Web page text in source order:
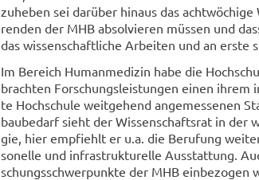
zu­he­ben sei dar­über hin­aus das
ren­den der MHB ab­sol­vie­ren müs­sen und
das wis­sen­schaft­li­che Ar­bei­ten und an erste
Im Be­reich Hu­man­me­di­zin habe die
brach­ten For­schungs­leis­tun­gen einen
te Hoch­schu­le weit­ge­hend an­ge­mes­se­nen
bau­be­darf sieht der Wis­sen­schafts­rat in der
gie, hier emp­fiehlt er u.a. die Be­ru­fung
so­nel­le und in­fra­struk­tu­rel­le Aus­stat­tung.
schungs­schwer­punk­te der MHB ein­be­zo­gen